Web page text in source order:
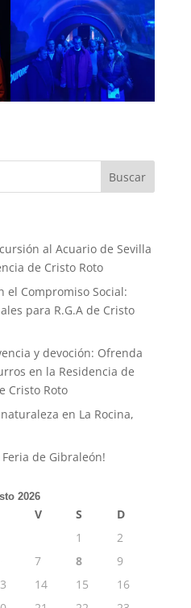
Buscar
al Acuario de Sevilla
de Cristo Roto
el Compromiso Social:
para R.G.A de Cristo
y devoción: Ofrenda
en la Residencia de
Cristo Roto
en La Rocina,
de Gibraleón!
2026
V S
D
1
2
7 8
9
14 15
16